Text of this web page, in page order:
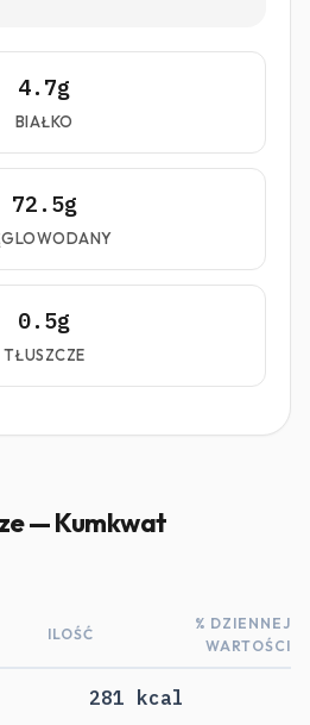
4.7g
BIAŁKO
72.5g
0.5g
TŁUSZCZE
— Kumkwat
ILOŚĆ
% DZIENNEJ
WARTOŚCI
281 kcal